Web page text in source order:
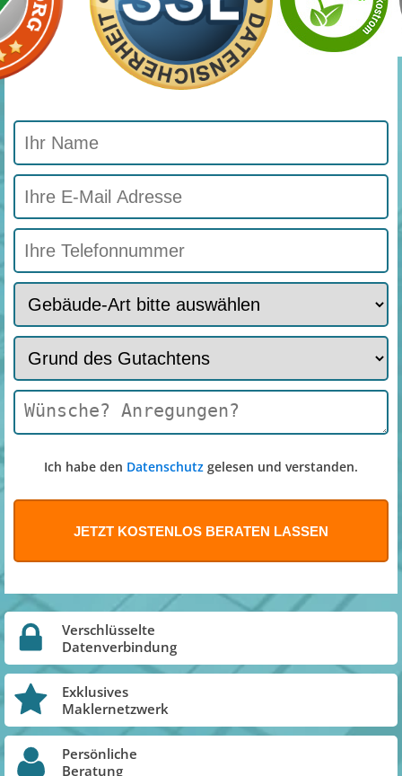
Ich habe den Datenschutz gelesen und verstanden.
Verschlüsselte
Datenverbindung
Exklusives
Maklernetzwerk
Persönliche
Beratung